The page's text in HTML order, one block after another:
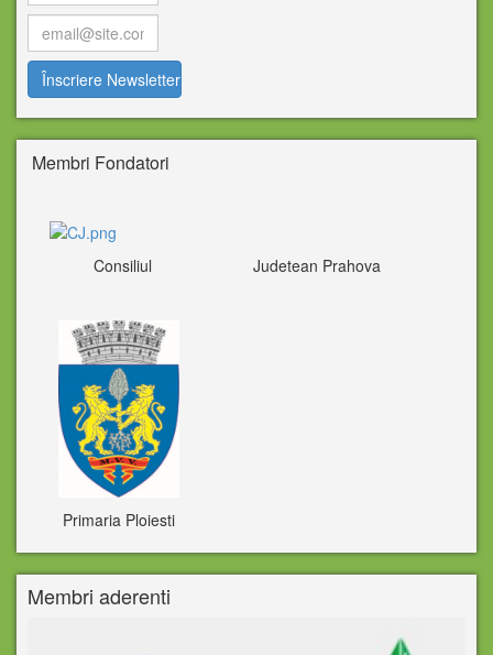
Membri Fondatori
Consiliul Judetean Prahova
Primaria Ploiesti
Membri aderenti